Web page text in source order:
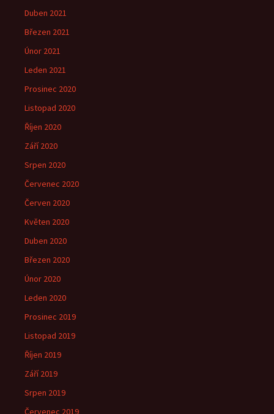
Duben 2021
Březen 2021
Únor 2021
Leden 2021
Prosinec 2020
Listopad 2020
Říjen 2020
Září 2020
Srpen 2020
Červenec 2020
Červen 2020
Květen 2020
Duben 2020
Březen 2020
Únor 2020
Leden 2020
Prosinec 2019
Listopad 2019
Říjen 2019
Září 2019
Srpen 2019
Červenec 2019